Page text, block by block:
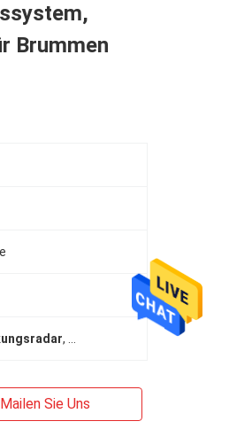
Brummen
, Antibrummen-Gerät
Mailen Sie Uns